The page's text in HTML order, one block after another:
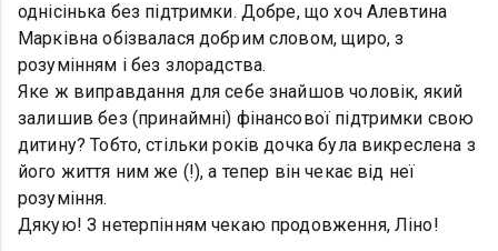
однісінька без підтримки. Добре, що хоч Алевтина
Марківна обізвалася добрим словом, щиро, з
розумінням і без злорадства.
Яке ж виправдання для себе знайшов чоловік, який
залишив без (принаймні) фінансової підтримки свою
дитину? Тобто, стільки років дочка була викреслена з
його життя ним же (!), а тепер він чекає від неї
розуміння.
Дякую! З нетерпінням чекаю продовження, Ліно!